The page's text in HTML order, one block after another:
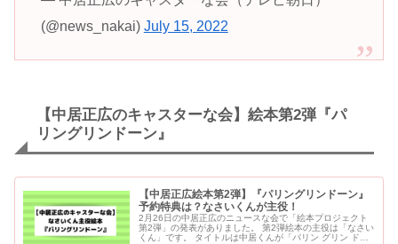
(@news_nakai) July 15, 2022
【中居正広のキャスターな会】絵本第2弾『パ
リングリンドーン』
【中居正広絵本第2弾】『パリングリンドーン』
予約特典は？なさいくんが主役！
2月26日の中居正広のニュースな会で「絵本プロジェクト
第2弾」の発表がありました。 第2弾絵本の主役は「なさい
くん」です。 タイトルは中居くんが「パリン グリン ドー